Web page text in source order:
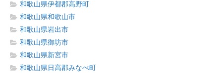
和歌山県伊都郡高野町
和歌山県和歌山市
和歌山県岩出市
和歌山県御坊市
和歌山県新宮市
和歌山県日高郡みなべ町